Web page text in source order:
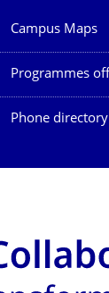
Our Services
Campus Maps
Programmes
Phone directory